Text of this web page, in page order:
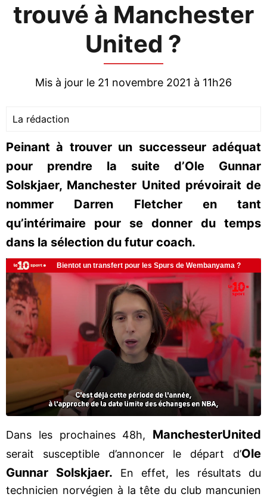
trouvé à Manchester
United ?
Mis à jour le 21 novembre 2021 à 11h26
La rédaction
Peinant à trouver un successeur adéquat
pour prendre la suite d’Ole Gunnar
Solskjaer, Manchester United prévoirait de
nommer Darren Fletcher en tant
qu’intérimaire pour se donner du temps
dans la sélection du futur coach.
Dans les prochaines 48h, ManchesterUnited
serait susceptible d’annoncer le départ d’Ole
Gunnar Solskjaer. En effet, les résultats du
technicien norvégien à la tête du club mancunien